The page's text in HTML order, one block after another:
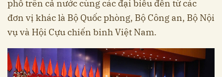
phố trên cả nước cùng các đại biểu đến từ các
đơn vị khác là Bộ Quốc phòng, Bộ Công an, Bộ Nội
vụ và Hội Cựu chiến binh Việt Nam.